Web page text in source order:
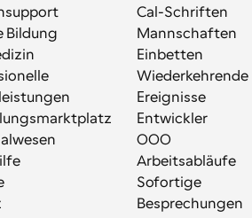
Bildung
Cal-Schriften
Mannschaften
Einbetten
Wiederkehrende
Ereignisse
Entwickler
OOO
Arbeitsabläufe
Sofortige
Besprechungen